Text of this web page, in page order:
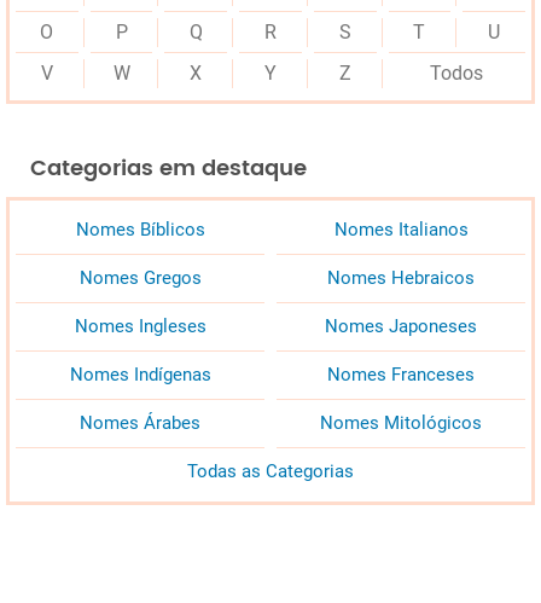
O
P Q R S T
U
V
W X Y Z Todos
Categorias em destaque
Nomes Bíblicos Nomes Italianos
Nomes Gregos Nomes Hebraicos
Nomes Ingleses Nomes Japoneses
Nomes Indígenas Nomes Franceses
Nomes Árabes Nomes Mitológicos
Todas as Categorias